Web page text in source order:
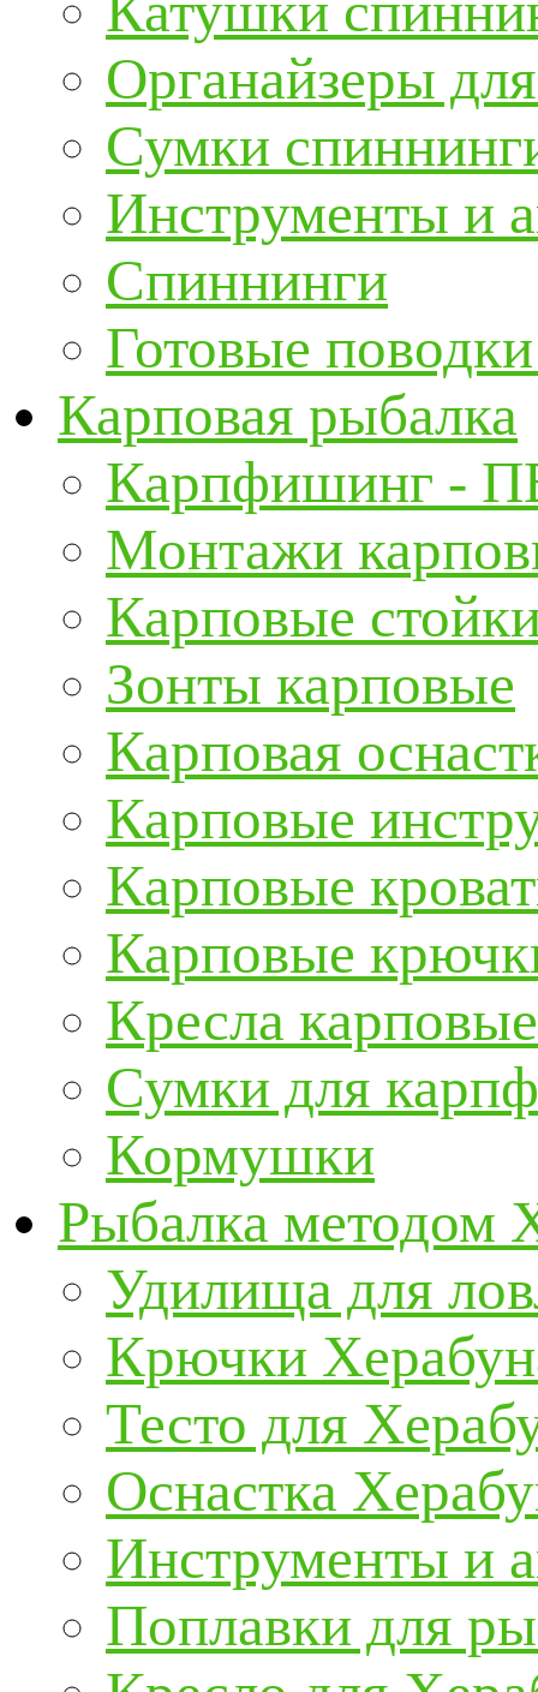
Органайзеры
Сумки
Инструменты и
Спиннинги
Готовые
Карповая рыбалка
Карпфишинг -
Монтажи
Карповые
Зонты карповые
Карповая
Карповые
Карповые
Карповые
Кресла карповые
Сумки для
Кормушки
Рыбалка методом
Удилища для
Крючки
Тесто для
Оснастка
Инструменты и
Поплавки для